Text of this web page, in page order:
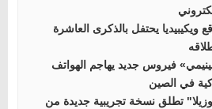
يحتفل بالذكرى العاشرة
فيروس جديد يهاجم الهواتف
في الصين
تطلق نسخة تجريبية جديدة من